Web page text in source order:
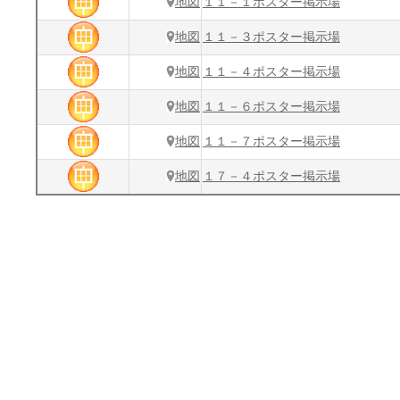
地図 １１－３ポスター掲示場
地図 １１－４ポスター掲示場
地図 １１－６ポスター掲示場
地図 １１－７ポスター掲示場
地図 １７－４ポスター掲示場